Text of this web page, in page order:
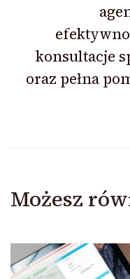
konsultacje
oraz pełna
Możesz